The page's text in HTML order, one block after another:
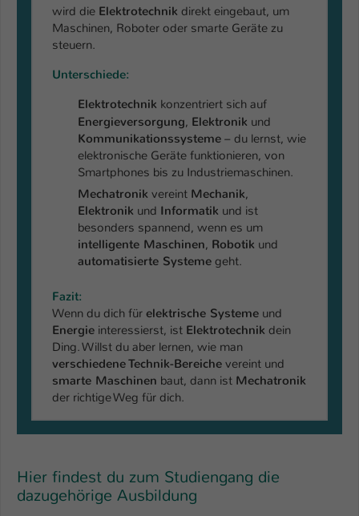
wird die Elektrotechnik direkt eingebaut, um
Maschinen, Roboter oder smarte Geräte zu
steuern.
Unterschiede:
Elektrotechnik konzentriert sich auf
Energieversorgung, Elektronik und
Kommunikationssysteme– du lernst, wie
elektronische Geräte funktionieren, von
Smartphones bis zu Industriemaschinen.
Mechatronik vereint Mechanik,
Elektronik und Informatik und ist
besonders spannend, wenn es um
intelligente Maschinen, Robotik und
automatisierte Systemegeht.
Fazit:
Wenn du dich für elektrische Systemeund
Energieinteressierst, ist Elektrotechnik dein
Ding. Willst du aber lernen, wie man
verschiedene Technik-Bereichevereint und
smarte Maschinen baut, dann ist Mechatronik
der richtige Weg für dich.
Hier findest du zum Studiengang die
dazugehörige Ausbildung
Zweck
Einstellungen. Unter anderem eine zufällig
generierte ID, für die historische
Betreiber dies eingestellt hat.
fe_typo_user / PHPSESSID
Anbieter TYPO3
1 Woche
Dieses Cookie ist ein Standard-Session-
Cookie von TYPO3. Es speichert im Fall
eines Intranet-Logins die Session-ID. So
Zugang zu geschützten Bereichen
gewährt.
Name be_typo_user
Anbieter TYPO3
Dieser Cookie teilt der Webseite mit, ob
ein Besucher im Typo3-Backend